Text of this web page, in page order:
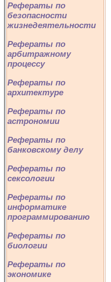
Рефераты по
безопасности
жизнедеятельности
Рефераты по
арбитражному
процессу
Рефераты по
архитектуре
Рефераты по
астрономии
Рефераты по
банковскому делу
Рефераты по
сексологии
Рефераты по
информатике
программированию
Рефераты по
биологии
Рефераты по
экономике